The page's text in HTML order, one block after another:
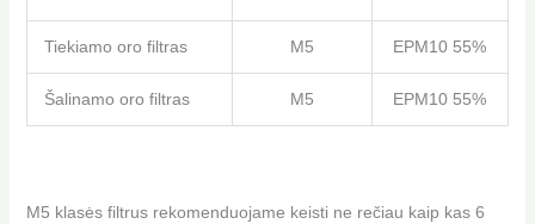
Tiekiamo oro filtras M5 EPM10 55%
Šalinamo oro filtras M5 EPM10 55%
M5 klasės filtrus rekomenduojame keisti ne rečiau kaip kas 6